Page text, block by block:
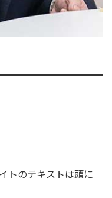
トのテキストは頭に